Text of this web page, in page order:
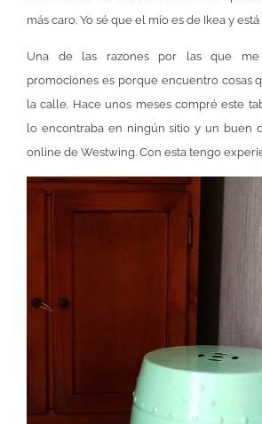
más caro. Yo sé que el mío es de Ikea y
Una de las razones por las que me
promociones es porque encuentro cosas
la calle. Hace unos meses compré este
lo encontraba en ningún sitio y un buen
online de Westwing. Con esta tengo